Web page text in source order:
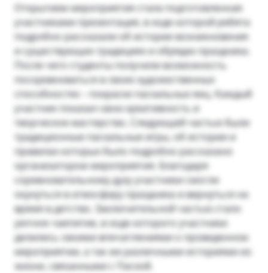
Открытием мероприятия стала подготовленная
участниками презентация, в ходе которой ребята
подробно рассказали об истории возникновения
и существующих традициях и обрядах праздника.
После чего студенты получили возможность
посоревноваться в своих художественных
способностях – покраске пасхальных яиц. Каждый
участник показал свою креативность и
творческое мастерство. Следующей частью были
традиционные пасхальные игры, об истории и
правилах которых было подробно рассказано
организатором мероприятия. Благодаря
соревновательному духу участники смогли
окунуться в атмосферу праздника и вернуться на
время в детство. Заключительной частью стало
уютное чаепитие, в ходе которого участники
делились своими впечатлениями о проведенном
мероприятии, а так же различными историями из
жизни, связанными с Пасхой.